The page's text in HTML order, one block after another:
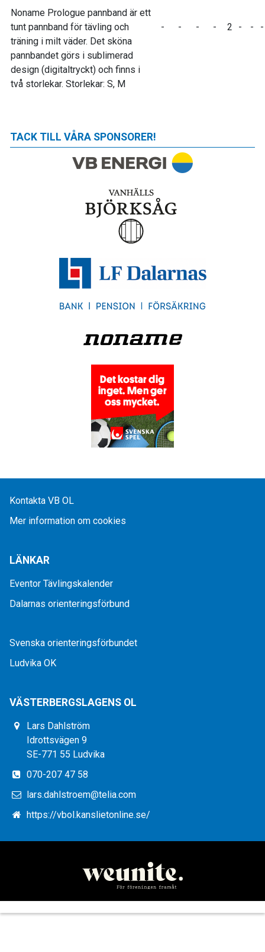
Noname Prologue pannband är ett
tunt pannband för tävling och
träning i milt väder. Det sköna
pannbandet görs i sublimerad
design (digitaltryckt) och finns i
två storlekar. Storlekar: S, M
- - - - 2 - -
TACK TILL VÅRA SPONSORER!
Kontakta VB OL
Mer information om cookies
LÄNKAR
Eventor Tävlingskalender
Dalarnas orienteringsförbund
Svenska orienteringsförbundet
Ludvika OK
VÄSTERBERGSLAGENS OL
Lars Dahlström
Idrottsvägen 9
SE-771 55 Ludvika
070-207 47 58
lars.dahlstroem@telia.com
https://vbol.kanslietonline.se/